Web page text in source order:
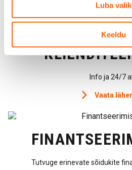
Luba valik
Keeldu
Info ja 24/7
Vaata
Tutvuge erinevate sõidukite